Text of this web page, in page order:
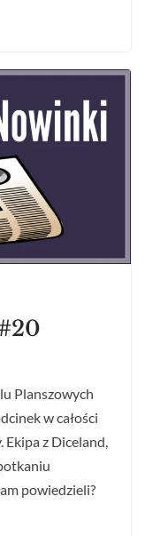
Planszowych
w całości
z Diceland,
powiedzieli?